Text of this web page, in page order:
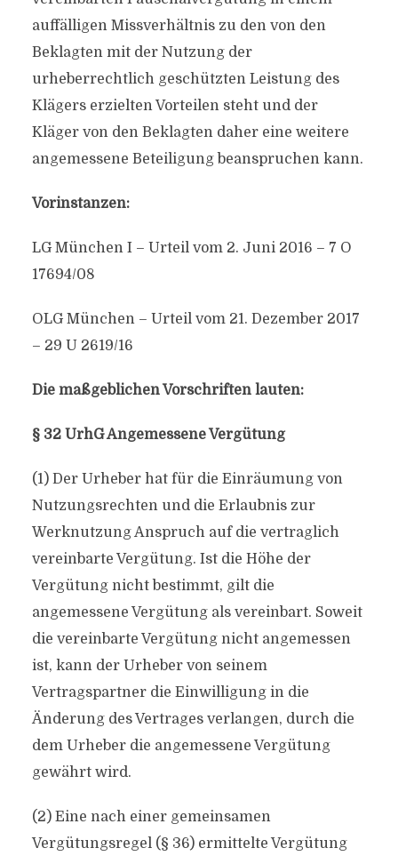
auffälligen Missverhältnis zu den von den
Beklagten mit der Nutzung der
urheberrechtlich geschützten Leistung des
Klägers erzielten Vorteilen steht und der
Kläger von den Beklagten daher eine weitere
angemessene Beteiligung beanspruchen kann.
Vorinstanzen:
LG München I – Urteil vom 2. Juni 2016 – 7 O
17694/08
OLG München – Urteil vom 21. Dezember 2017
– 29 U 2619/16
Die maßgeblichen Vorschriften lauten:
§ 32 UrhG Angemessene Vergütung
(1) Der Urheber hat für die Einräumung von
Nutzungsrechten und die Erlaubnis zur
Werknutzung Anspruch auf die vertraglich
vereinbarte Vergütung. Ist die Höhe der
Vergütung nicht bestimmt, gilt die
angemessene Vergütung als vereinbart. Soweit
die vereinbarte Vergütung nicht angemessen
ist, kann der Urheber von seinem
Vertragspartner die Einwilligung in die
Änderung des Vertrages verlangen, durch die
dem Urheber die angemessene Vergütung
gewährt wird.
(2) Eine nach einer gemeinsamen
Vergütungsregel (§ 36) ermittelte Vergütung